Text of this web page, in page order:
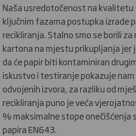
Naša usredotočenost na kvalitetu
ključnim fazama postupka izrade
recikliranja. Stalno smo se borili
kartona na mjestu prikupljanja jer
da će papir biti kontaminiran
iskustvo i testiranje pokazuje nam
odvojenih izvora, za razliku od
recikliranja puno je veća
% maksimalne stope onečišćenja
papira EN643.